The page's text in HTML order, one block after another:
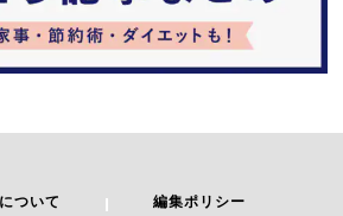
ついて 編集ポリシー